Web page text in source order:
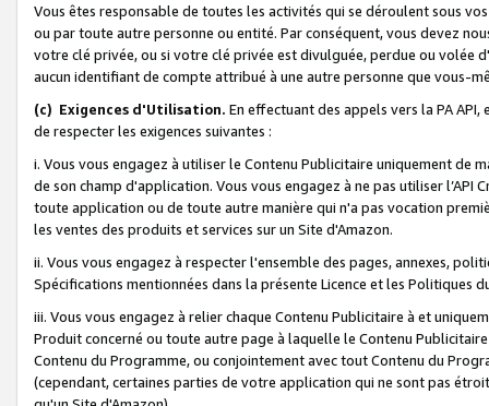
Vous êtes responsable de toutes les activités qui se déroulent sous
ou par toute autre personne ou entité. Par conséquent, vous devez
votre clé privée, ou si votre clé privée est divulguée, perdue ou volée
aucun identifiant de compte attribué à une autre personne que vous-
(c) Exigences d'Utilisation. En effectuant des appels vers la PA
de respecter les exigences suivantes :
i. Vous vous engagez à utiliser le Contenu Publicitaire uniquement de
de son champ d'application. Vous vous engagez à ne pas utiliser l’API
toute application ou de toute autre manière qui n'a pas vocation
les ventes des produits et services sur un Site d'Amazon.
ii. Vous vous engagez à respecter l'ensemble des pages, annexes,
Spécifications mentionnées dans la présente Licence et les Politiques
iii. Vous vous engagez à relier chaque Contenu Publicitaire à et
Produit concerné ou toute autre page à laquelle le Contenu
Contenu du Programme, ou conjointement avec tout Contenu du
(cependant, certaines parties de votre application qui ne sont pas